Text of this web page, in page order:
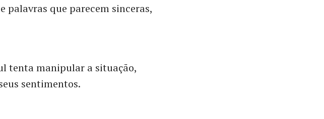
palavras que parecem sinceras,
tenta manipular a situação,
sentimentos.